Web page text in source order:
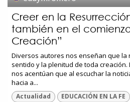
Creer en la
también en el
Creación”
Diversos autores nos enseñan que la
sentido y la plenitud de toda creación.
nos acentúan que al escuchar la
hacia a...
Actualidad EDUCACIÓN EN LA FE